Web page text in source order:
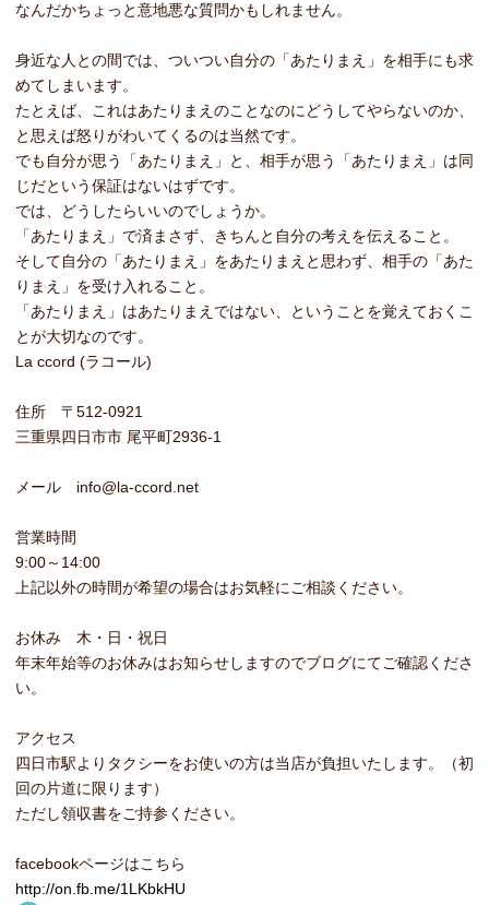
なんだかちょっと意地悪な質問かもしれません。
身近な人との間では、ついつい自分の「あたりまえ」を相手にも求
めてしまいます。
たとえば、これはあたりまえのことなのにどうしてやらないのか、
と思えば怒りがわいてくるのは当然です。
でも自分が思う「あたりまえ」と、相手が思う「あたりまえ」は同
じだという保証はないはずです。
では、どうしたらいいのでしょうか。
「あたりまえ」で済まさず、きちんと自分の考えを伝えること。
そして自分の「あたりまえ」をあたりまえと思わず、相手の「あた
りまえ」を受け入れること。
「あたりまえ」はあたりまえではない、ということを覚えておくこ
とが大切なのです。
La ccord (ラコール)
住所 〒512-0921
三重県四日市市 尾平町2936-1
メール info@la-ccord.net
営業時間
9:00～14:00
上記以外の時間が希望の場合はお気軽にご相談ください。
お休み 木・日・祝日
年末年始等のお休みはお知らせしますのでブログにてご確認くださ
い。
アクセス
四日市駅よりタクシーをお使いの方は当店が負担いたします。（初
回の片道に限ります）
ただし領収書をご持参ください。
facebookページはこちら
http://on.fb.me/1LKbkHU